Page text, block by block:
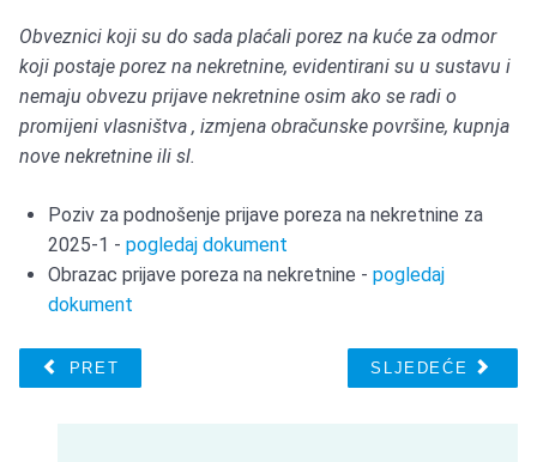
Obveznici koji su do sada plaćali porez na kuće za odmor
koji postaje porez na nekretnine, evidentirani su u sustavu i
nemaju obvezu prijave nekretnine osim ako se radi o
promijeni vlasništva , izmjena obračunske površine, kupnja
nove nekretnine ili sl.
Poziv za podnošenje prijave poreza na nekretnine za
2025-1 -pogledaj dokument
Obrazac prijave poreza na nekretnine -pogledaj
dokument
PRET SLJEDEĆE